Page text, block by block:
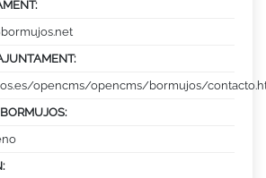
opencms/opencms/bormujos/